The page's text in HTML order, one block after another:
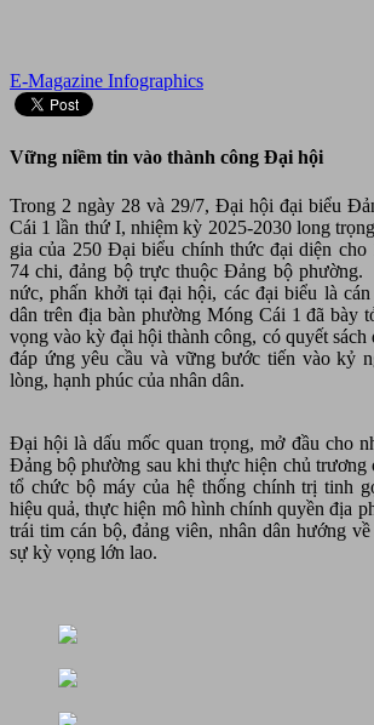
E-Magazine Infographics
Vững niềm tin vào thành công Đại hội
Trong 2 ngày 28 và 29/7, Đại hội đại biểu
Cái 1 lần thứ I, nhiệm kỳ 2025-2030 long
gia của 250 Đại biểu chính thức đại diện cho
74 chi, đảng bộ trực thuộc Đảng bộ
nức, phấn khởi tại đại hội, các đại biểu là
dân trên địa bàn phường Móng Cái 1 đã bày
vọng vào kỳ đại hội thành công, có quyết
đáp ứng yêu cầu và vững bước tiến vào kỷ
lòng, hạnh phúc của nhân dân.
Đại hội là dấu mốc quan trọng, mở đầu cho
Đảng bộ phường sau khi thực hiện chủ trương
tổ chức bộ máy của hệ thống chính trị tinh
hiệu quả, thực hiện mô hình chính quyền địa
trái tim cán bộ, đảng viên, nhân dân hướng
sự kỳ vọng lớn lao.